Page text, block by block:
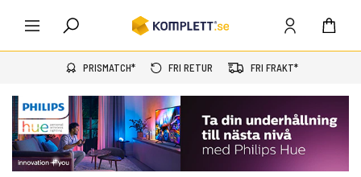
PRISMATCH* FRI RETUR FRI FRAKT*